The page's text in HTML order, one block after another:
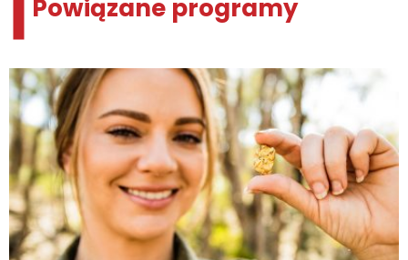
Powiązane programy